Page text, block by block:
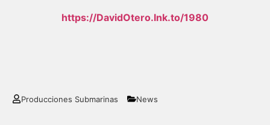
https://DavidOtero.lnk.to/1980
Producciones Submarinas News